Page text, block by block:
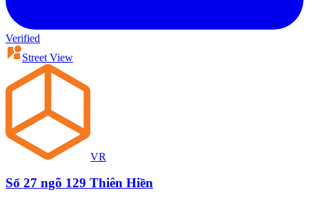
Verified
Street View
VR
Số 27 ngõ 129 Thiên Hiền